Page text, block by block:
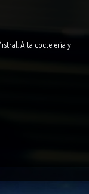
Alta coctelería y